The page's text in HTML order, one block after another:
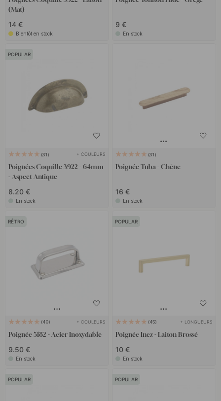
(Mat)
14 €
Bientôt en stock
9 €
En stock
POPULAR
31 + COULEURS
Poignées Coquille 3922 - 64mm
- Aspect Antique
8.20 €
En stock
31
Poignée Tuba - Chêne
16 €
En stock
RÉTRO
40 + COULEURS
Poignée 5182 - Acier Inoxydable
9.50 €
En stock
POPULAR
45 + LONGUEURS
Poignée Inez - Laiton Brossé
10 €
En stock
POPULAR POPULAR